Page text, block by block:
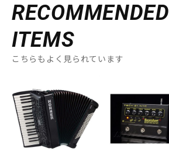
RECOMMENDED
ITEMS
こちらもよく見られています